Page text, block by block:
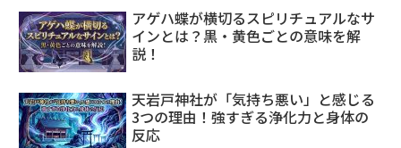
アゲハ蝶が横切るスピリチュアルなサ
インとは？黒・黄色ごとの意味を解
説！
天岩戸神社が「気持ち悪い」と感じる
3つの理由！強すぎる浄化力と身体の
反応